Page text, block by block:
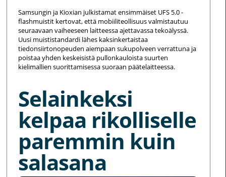
Samsungin ja Kioxian julkistamat ensimmäiset UFS 5.0 -
flashmuistit kertovat, että mobiiliteollisuus valmistautuu
seuraavaan vaiheeseen laitteessa ajettavassa tekoälyssä.
Uusi muististandardi lähes kaksinkertaistaa
tiedonsiirtonopeuden aiempaan sukupolveen verrattuna ja
poistaa yhden keskeisistä pullonkauloista suurten
kielimallien suorittamisessa suoraan päätelaitteessa.
Selainkeksi
kelpaa rikolliselle
paremmin kuin
salasana